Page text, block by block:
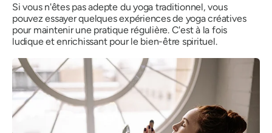
Si vous n'êtes pas adepte du yoga traditionnel, vous
pouvez essayer quelques expériences de yoga créatives
pour maintenir une pratique régulière. C'est à la fois
ludique et enrichissant pour le bien-être spirituel.